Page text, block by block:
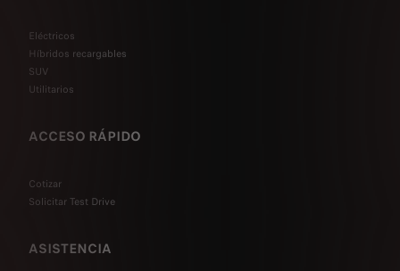
Eléctricos
Híbridos recargables
SUV
Utilitarios
ACCESO RÁPIDO
Cotizar
Solicitar Test Drive
ASISTENCIA